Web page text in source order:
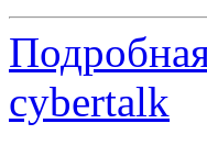
cybertalk